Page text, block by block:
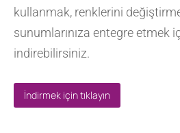
kullanmak, renklerini
sunumlarınıza entegre etmek
indirebilirsiniz.
İndirmek için tıklayın